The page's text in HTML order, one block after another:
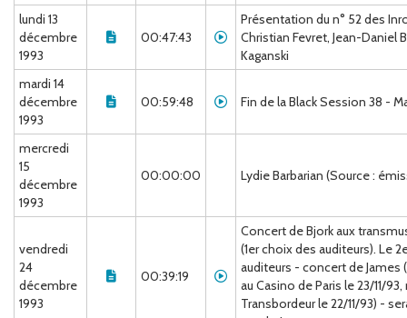
lundi 13
décembre
1993
00:47:43
Présentation du n° 52 des
Christian Fevret, Jean-Daniel
Kaganski
mardi 14
décembre
1993
00:59:48 Fin de la Black Session 38 -
mercredi
15
décembre
1993
00:00:00 Lydie Barbarian (Source :
vendredi
24
décembre
1993
00:39:19
Concert de Bjork aux
(1er choix des auditeurs). Le
auditeurs - concert de James
au Casino de Paris le 23/11/
Transbordeur le 22/11/93) -